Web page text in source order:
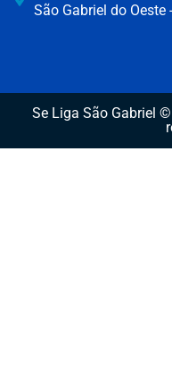
São Gabriel do Oeste
Se Liga São Gabriel